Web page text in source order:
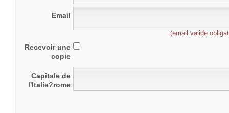
Email
(email valide
Recevoir une
copie
Capitale de
l'Italie?rome